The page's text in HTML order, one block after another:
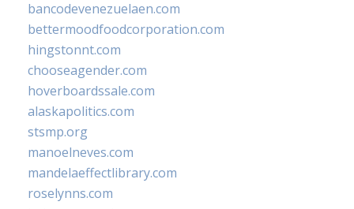
bancodevenezuelaen.com
bettermoodfoodcorporation.com
hingstonnt.com
chooseagender.com
hoverboardssale.com
alaskapolitics.com
stsmp.org
manoelneves.com
mandelaeffectlibrary.com
roselynns.com